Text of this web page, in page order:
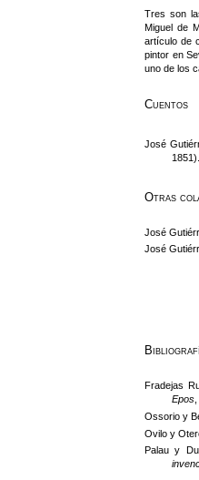
Tres son
Miguel de
artículo de
pintor en
uno de los
Cuentos
José
1851).
Otras
José
José
Fradejas
Epos
Ossorio y
Ovilo y
Palau y